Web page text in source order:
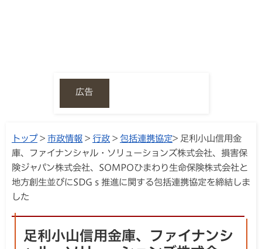
広告
トップ> 市政情報 > 行政 > 包括連携協定> 足利小山信用金
庫、ファイナンシャル・ソリューションズ株式会社、損害保
険ジャパン株式会社、SOMPOひまわり生命保険株式会社と
地方創生並びにSDGｓ推進に関する包括連携協定を締結しま
した
足利小山信用金庫、ファイナンシ